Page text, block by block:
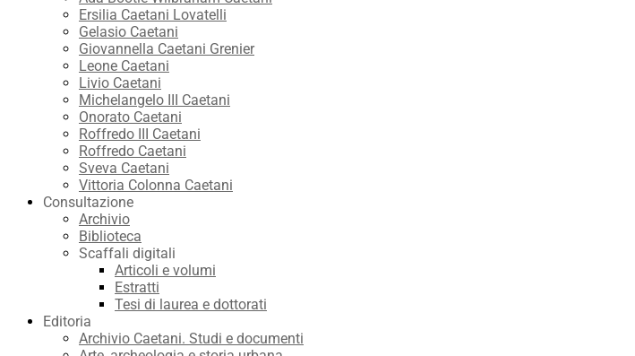
Ersilia Caetani Lovatelli
Gelasio Caetani
Giovannella Caetani Grenier
Leone Caetani
Livio Caetani
Michelangelo III Caetani
Onorato Caetani
Roffredo III Caetani
Roffredo Caetani
Sveva Caetani
Vittoria Colonna Caetani
Consultazione
Archivio
Biblioteca
Scaffali digitali
Articoli e volumi
Estratti
Tesi di laurea e dottorati
Editoria
Archivio Caetani. Studi e documenti